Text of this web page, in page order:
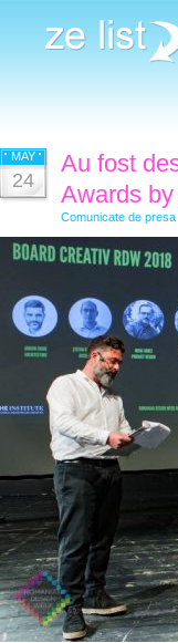
MAY
24
Au fost
Awards by
Comunicate de presa